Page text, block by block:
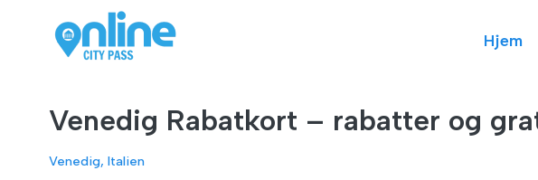
Hjem
Venedig Rabatkort – rabatter og
Venedig, Italien